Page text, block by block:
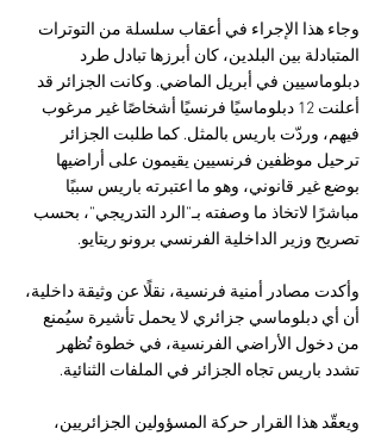
وجاء هذا الإجراء في أعقاب سلسلة من التوترات
المتبادلة بين البلدين، كان أبرزها تبادل طرد
دبلوماسيين في أبريل الماضي. وكانت الجزائر قد
أعلنت 12 دبلوماسيًا فرنسيًا أشخاصًا غير مرغوب
فيهم، وردّت باريس بالمثل. كما طلبت الجزائر
ترحيل موظفين فرنسيين يقيمون على أراضيها
بوضع غير قانوني، وهو ما اعتبرته باريس سببًا
مباشرًا لاتخاذ ما وصفته بـ”الرد التدريجي”، بحسب
تصريح وزير الداخلية الفرنسي برونو ريتايو.
وأكدت مصادر أمنية فرنسية، نقلًا عن وثيقة داخلية،
أن أي دبلوماسي جزائري لا يحمل تأشيرة سيُمنع
من دخول الأراضي الفرنسية، في خطوة تُظهر
تشدد باريس تجاه الجزائر في الملفات الثنائية.
ويعقّد هذا القرار حركة المسؤولين الجزائريين،